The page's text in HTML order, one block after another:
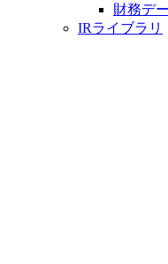
財務デ
IRライブラリ